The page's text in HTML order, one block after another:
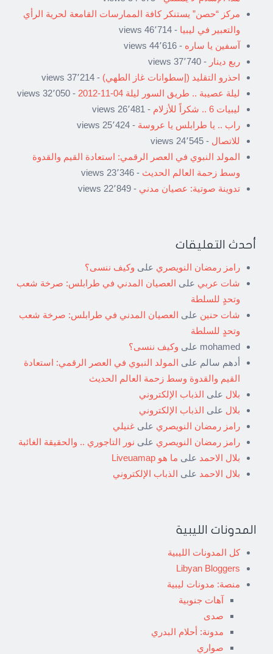
مركز “حصن” يستنكر كافة الممارسات القامعة لحرية الرأي
والتعبير في ليبيا - 46٬714 views
آسفين يا ساره - 44٬616 views
ربع دينار - 37٬740 views
احذرو التقليد (إسطوانات غاز الطهي) - 37٬214 views
ليلة عصيبة .. طريق السور ليلة 04-11-2012
- 32٬050 views
ليبيات 6 .. شكراً للأزلام
- 26٬481 views
راب .. يا طرابلس يا عروسة - 25٬424 views
للاتصال - 24٬545 views
المولد النبوي في العصر الرقمي: استعادة القيم والقدوة
وسط زحمة العالم الحديث - 23٬346 views
تدوينة صوتية: عصيان مدني - 22٬849 views
أحدث التعليقات
رامز رمضان النويصري على وكيف ننسى؟
شات عربي على العصيان المدني في طرابلس: صرخة شعب
وتحدٍ للسلطة
شات حنين على العصيان المدني في طرابلس: صرخة شعب
وتحدٍ للسلطة
mohamed على وكيف ننسى؟
أدهم سالم على المولد النبوي في العصر الرقمي: استعادة
القيم والقدوة وسط زحمة العالم الحديث
بلال على الذباب الإلكتروني
بلال على الذباب الإلكتروني
رامز رمضان النويصري على غنيلي
رامز رمضان النويصري على نور التاجوري .. والحقيقة الغائبة
بلال الاحمد على ما هو Liveuamap
بلال الاحمد على الذباب الإلكتروني
المدونات الليبية
كل المدونات الليبية
Libyan Bloggers
منصة: مدونات ليبية
آهات جنوبية
صدى
مدونة: أحلام البدري
صواري